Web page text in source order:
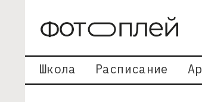
Школа Расписание